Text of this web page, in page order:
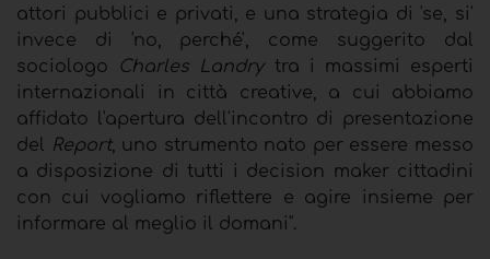
attori pubblici e privati, e una strategia di 'se, si'
invece di 'no, perché', come suggerito dal
sociologo
Charles Landrytra i massimi esperti
internazionali in città creative, a cui abbiamo
affidato l'apertura dell'incontro di presentazione
del Report, uno strumento nato per essere messo
a disposizione di tutti i decision maker cittadini
con cui vogliamo riflettere e agire insieme per
informare al meglio il domani".